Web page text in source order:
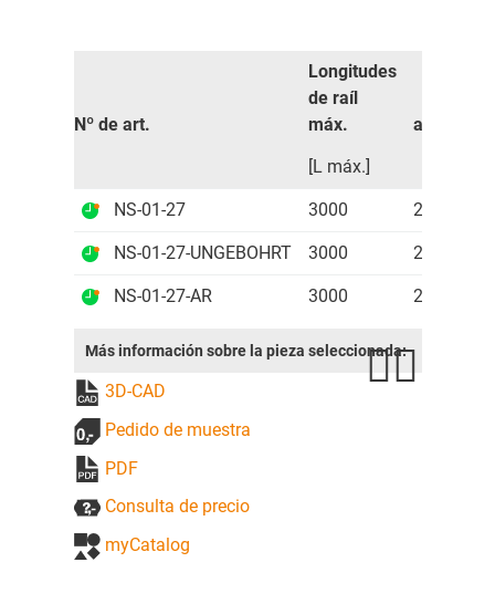
Nº de art.
Longitudes
de raíl
máx.
a
[L máx.]
NS-01-27 3000 27
NS-01-27-UNGEBOHRT 3000 27
NS-01-27-AR 3000 27
Más información sobre la pieza seleccionada:
3D-CAD
Pedido de muestra
PDF
Consulta de precio
myCatalog